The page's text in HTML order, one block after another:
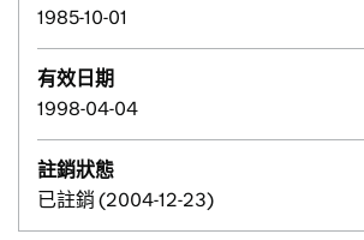
1985-10-01
有效日期
1998-04-04
註銷狀態
已註銷 (2004-12-23)